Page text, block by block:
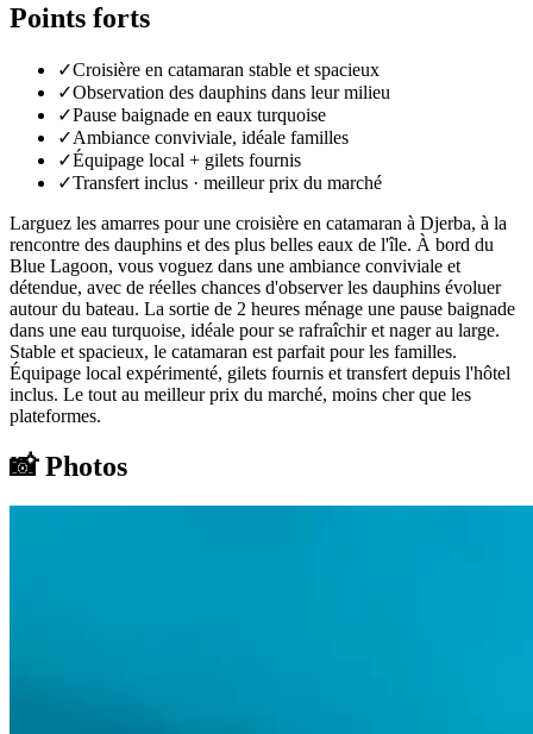
Points forts
✓Croisière en catamaran stable et spacieux
✓Observation des dauphins dans leur milieu
✓Pause baignade en eaux turquoise
✓Ambiance conviviale, idéale familles
✓Équipage local + gilets fournis
✓Transfert inclus · meilleur prix du marché
Larguez les amarres pour une croisière en catamaran à Djerba, à la
rencontre des dauphins et des plus belles eaux de l'île. À bord du
Blue Lagoon, vous voguez dans une ambiance conviviale et
détendue, avec de réelles chances d'observer les dauphins évoluer
autour du bateau. La sortie de 2 heures ménage une pause baignade
dans une eau turquoise, idéale pour se rafraîchir et nager au large.
Stable et spacieux, le catamaran est parfait pour les familles.
Équipage local expérimenté, gilets fournis et transfert depuis l'hôtel
inclus. Le tout au meilleur prix du marché, moins cher que les
plateformes.
📸Photos